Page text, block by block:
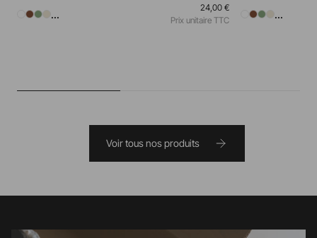
...
24,00 €
Prix unitaire TTC
...
Voir tous nos produits